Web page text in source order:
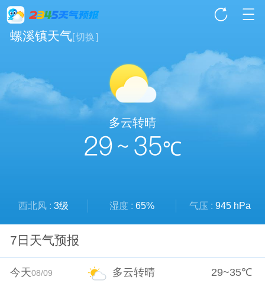
螺溪镇天气[切换]
多云转晴
29 ~ 35℃
西北风 :3级 湿度 : 65% 气压 : 945 hPa
7日天气预报
今天08/09 多云转晴 29~35℃